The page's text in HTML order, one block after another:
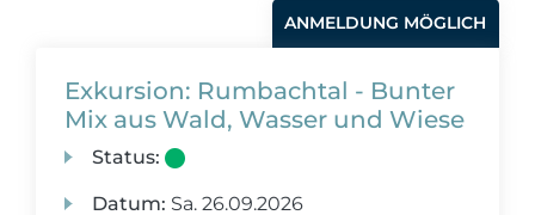
ANMELDUNG MÖGLICH
Exkursion: Rumbachtal - Bunter
Mix aus Wald, Wasser und Wiese
Status:
Datum: Sa. 26.09.2026